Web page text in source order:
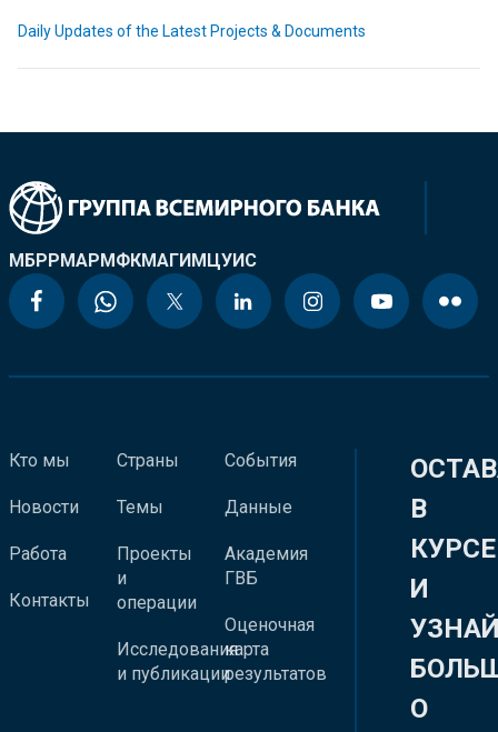
Daily Updates of the Latest Projects & Documents
МБРРМАРМФКМАГИМЦУИС
Кто мы
Новости
Работа
Контакты
Страны
Темы
Проекты
и
операции
Исследования
и публикации
События
Данные
Академия
ГВБ
Оценочная
карта
результатов
В
КУРСЕ
И
О